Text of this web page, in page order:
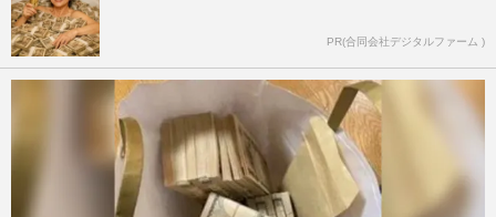
PR(合同会社デジタルファーム )